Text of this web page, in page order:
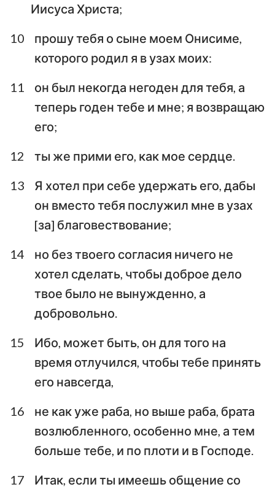
Иисуса Христа;
10
прошу тебя о сыне моем Онисиме,
которого родил я в узах моих:
11
он был некогда негоден для тебя, а
теперь годен тебе и мне; я возвращаю
его;
12
ты же прими его, как мое сердце.
13
Я хотел при себе удержать его, дабы
он вместо тебя послужил мне в узах
[за] благовествование;
14
но без твоего согласия ничего не
хотел сделать, чтобы доброе дело
твое было не вынужденно, а
добровольно.
15
Ибо, может быть, он для того на
время отлучился, чтобы тебе принять
его навсегда,
16
не как уже раба, но выше раба, брата
возлюбленного, особенно мне, а тем
больше тебе, и по плоти и в Господе.
17
Итак, если ты имеешь общение со